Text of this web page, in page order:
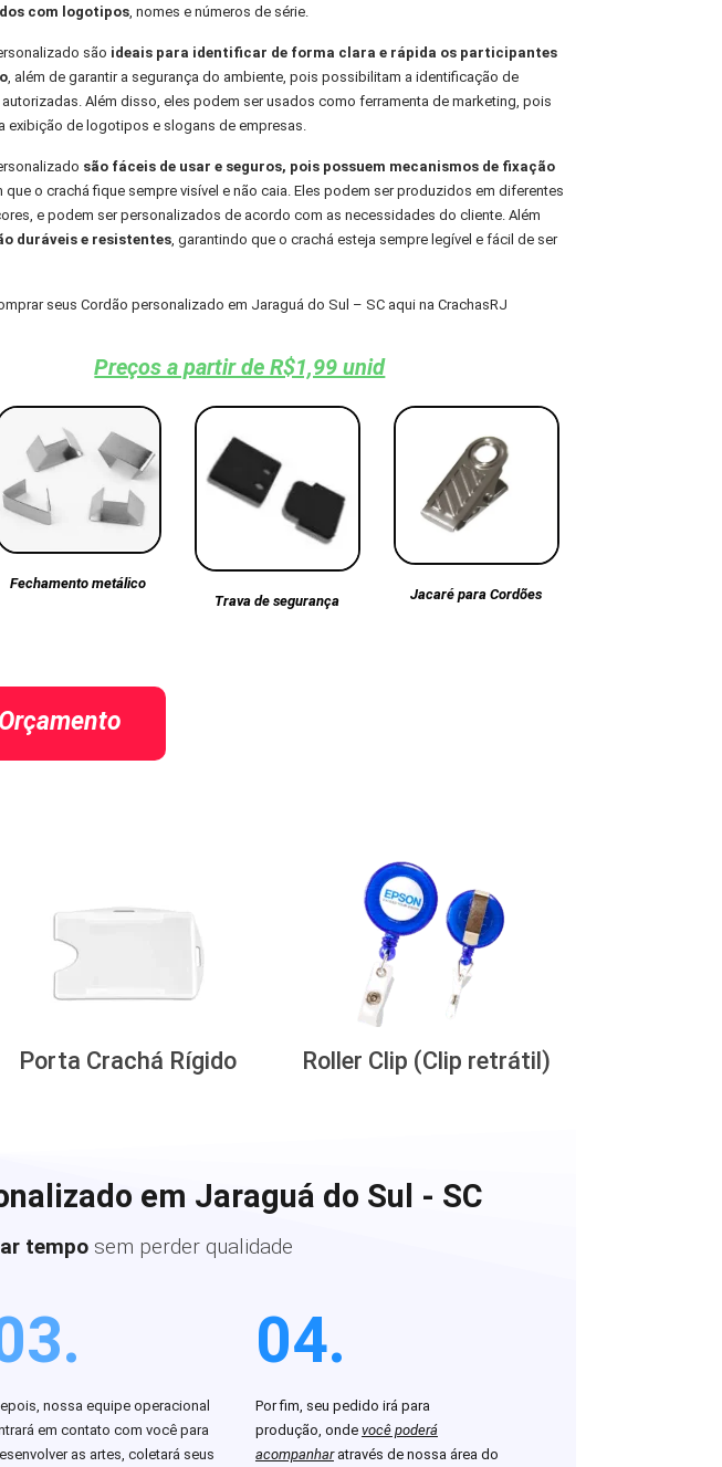
com logotipos, nomes e números de série.
são ideais para identificar de forma clara e rápida os participantes
, além de garantir a segurança do ambiente, pois possibilitam a identificação de
Além disso, eles podem ser usados como ferramenta de marketing, pois
exibição de logotipos e slogans de empresas.
são fáceis de usar e seguros, pois possuem mecanismos de fixação
que o crachá fique sempre visível e não caia. Eles podem ser produzidos em diferentes
e podem ser personalizados de acordo com as necessidades do cliente. Além
duráveis e resistentes, garantindo que o crachá esteja sempre legível e fácil de ser
seus Cordão personalizado em Jaraguá do Sul – SC aqui na CrachasRJ
Preços a partir de R$1,99 unid
Fechamento metálico
Trava de segurança
Jacaré para Cordões
Porta Crachá Rígido Roller Clip (Clip retrátil)
em Jaraguá do Sul - SC
tempo sem perder qualidade
nossa equipe operacional
em contato com você para
as artes, coletará seus
04.
Por fim, seu pedido irá para
produção, onde você poderá
acompanharatravés de nossa área do